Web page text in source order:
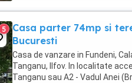
5
Casa parter 74mp si
Bucuresti
Casa de vanzare in Fundeni,
Tanganu, Ilfov. In localitate
Tanganu sau A2 - Vadul Anei